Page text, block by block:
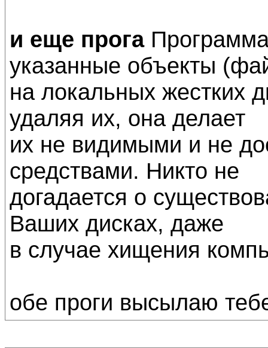
и еще прогаПрограмма
указанные объекты
на локальных жестких
удаляя их, она делает
их не видимыми и не
средствами. Никто не
догадается о
Ваших дисках, даже
в случае хищения
обе проги высылаю